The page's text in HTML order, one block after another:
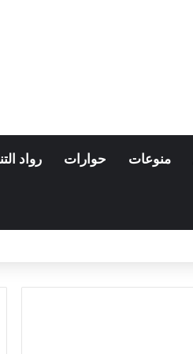
منوعات حوارات رواد